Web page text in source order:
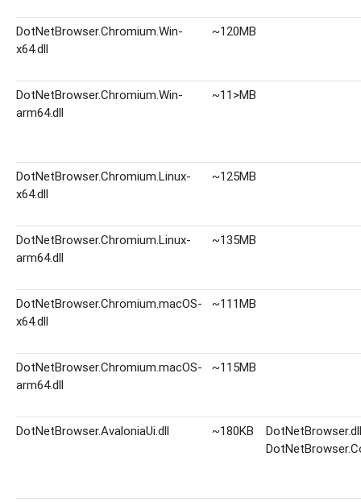
DotNetBrowser.Chromium.Win-
x64.dll
~120MB
DotNetBrowser.Chromium.Win-
arm64.dll
~11>MB
DotNetBrowser.Chromium.Linux-
x64.dll
~125MB
DotNetBrowser.Chromium.Linux-
arm64.dll
~135MB
DotNetBrowser.Chromium.macOS-
x64.dll
~111MB
DotNetBrowser.Chromium.macOS-
arm64.dll
~115MB
DotNetBrowser.AvaloniaUi.dll ~180KB
DotNetBrowser.dll